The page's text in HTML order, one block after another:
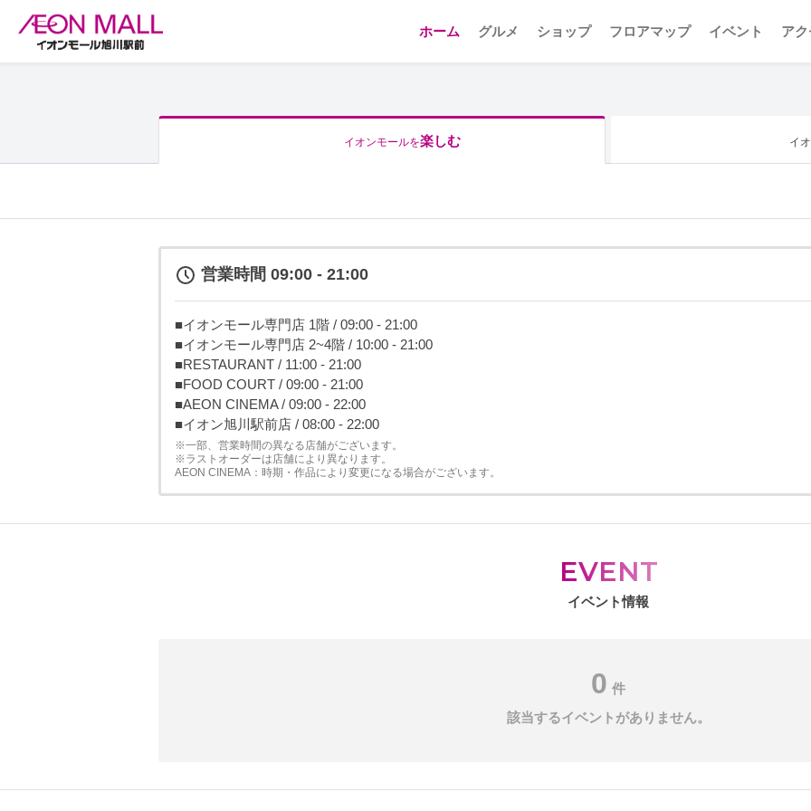
ホーム グルメ ショップ フロアマップ イベント ア
イオンモールを楽しむ イ
営業時間 09:00 - 21:00
■イオンモール専門店 1階 / 09:00 - 21:00
■イオンモール専門店 2~4階 / 10:00 - 21:00
■RESTAURANT / 11:00 - 21:00
■FOOD COURT / 09:00 - 21:00
■AEON CINEMA / 09:00 - 22:00
■イオン旭川駅前店 / 08:00 - 22:00
※一部、営業時間の異なる店舗がございます。
※ラストオーダーは店舗により異なります。
AEON CINEMA：時期・作品により変更になる場合がございます。
EVENT
イベント情報
0 件
該当するイベントがありません。